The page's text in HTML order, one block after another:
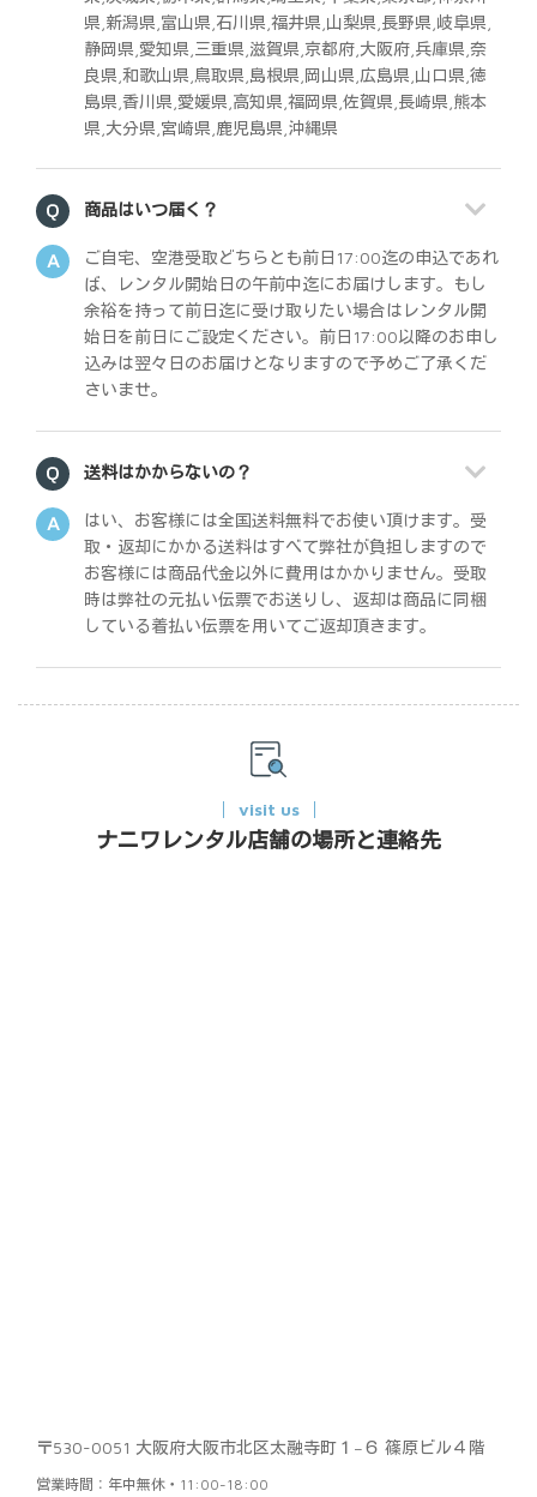
県,新潟県,富山県,石川県,福井県,山梨県,長野県,岐阜県,
静岡県,愛知県,三重県,滋賀県,京都府,大阪府,兵庫県,奈
良県,和歌山県,鳥取県,島根県,岡山県,広島県,山口県,徳
島県,香川県,愛媛県,高知県,福岡県,佐賀県,長崎県,熊本
県,大分県,宮崎県,鹿児島県,沖縄県
商品はいつ届く？
ご自宅、空港受取どちらとも前日17:00迄の申込であれ
ば、レンタル開始日の午前中迄にお届けします。もし
余裕を持って前日迄に受け取りたい場合はレンタル開
始日を前日にご設定ください。前日17:00以降のお申し
込みは翌々日のお届けとなりますので予めご了承くだ
さいませ。
送料はかからないの？
はい、お客様には全国送料無料でお使い頂けます。受
取・返却にかかる送料はすべて弊社が負担しますので
お客様には商品代金以外に費用はかかりません。受取
時は弊社の元払い伝票でお送りし、返却は商品に同梱
している着払い伝票を用いてご返却頂きます。
visit us
ナニワレンタル店舗の場所と連絡先
〒530-0051 大阪府大阪市北区太融寺町１−６ 篠原ビル４階
営業時間：年中無休・11:00-18:00